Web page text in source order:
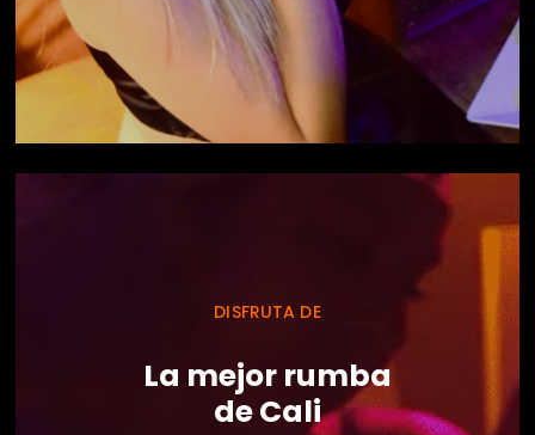
DISFRUTA DE
La mejor rumba
de Cali